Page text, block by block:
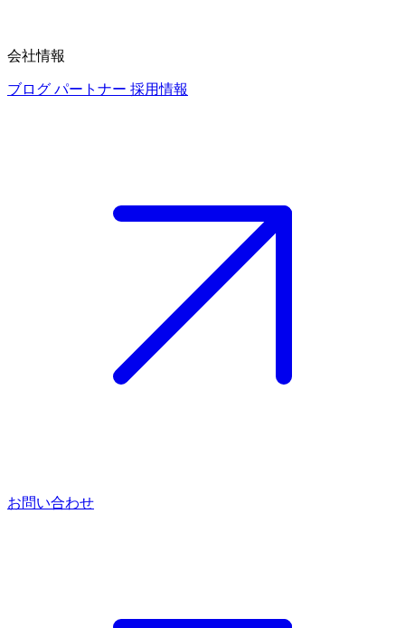
会社情報
ブログ パートナー 採用情報
お問い合わせ